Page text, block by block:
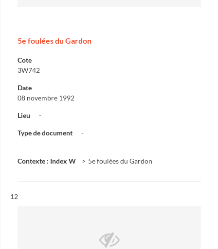
5e foulées du Gardon
Cote
3W742
Date
08 novembre 1992
Lieu -
Type de document -
Contexte : Index W 5e foulées du Gardon
Résultat n°
12